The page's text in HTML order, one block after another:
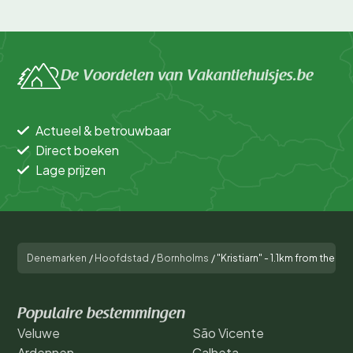
De Voordelen van Vakantiehuisjes.be
Actueel & betrouwbaar
Direct boeken
Lage prijzen
Denemarken / Hoofdstad / Bornholms / "Kristiarn" - 1.1km from the sea
Populaire bestemmingen
Veluwe
São Vicente